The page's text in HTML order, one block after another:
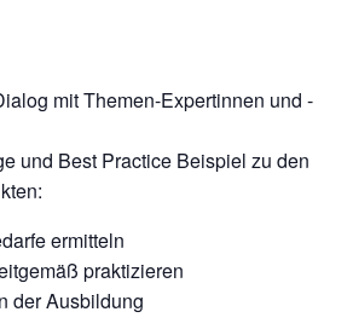
mit Themen-Expertinnen und -
und Best Practice Beispiel zu den
ermitteln
praktizieren
der Ausbildung